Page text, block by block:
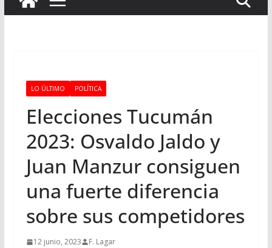
LO ÚLTIMO POLÍTICA
Elecciones Tucumán
2023: Osvaldo Jaldo y
Juan Manzur consiguen
una fuerte diferencia
sobre sus competidores
12 junio, 2023 F. Lagar